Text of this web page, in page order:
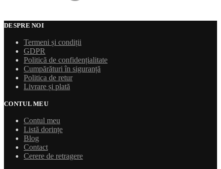
DESPRE NOI
Termeni și condiții
GDPR
Politică de confidențialitate
Cumpărături în siguranță
Politica de retur
Livrare și plată
CONTUL MEU
Contul meu
Listă dorințe
Blog
Contact
Cerere de retragere